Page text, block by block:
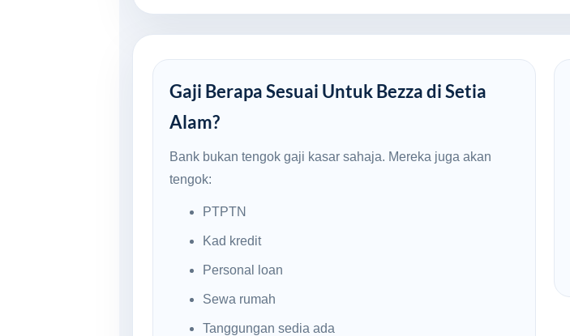
Gaji Berapa Sesuai Untuk Bezza di Setia
Alam?
Bank bukan tengok gaji kasar sahaja. Mereka juga akan
tengok:
PTPTN
Kad kredit
Personal loan
Sewa rumah
Tanggungan sedia ada